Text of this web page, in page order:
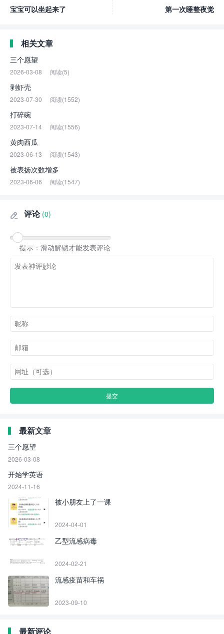
宝宝可以坐起来了
第一次睡整夜觉
相关文章
三个愿望
2026-03-08 阅读(5)
剥虾壳
2023-07-30 阅读(1552)
打碎碗
2023-07-14 阅读(1556)
黄肉西瓜
2023-06-13 阅读(1543)
被表扬次数增多
2023-06-06 阅读(1547)
 评论 (0)
提示：滑动解锁才能发表评论
最新文章
三个愿望
2026-03-08
开始学英语
2024-11-16
被小朋友上了一课
2024-04-01
乙型流感病毒
2024-02-21
流感疫苗和车祸
2023-09-10
最新评论